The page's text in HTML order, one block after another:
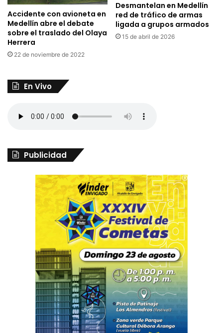
Accidente con avioneta en
Medellín abre el debate
sobre el traslado del Olaya
Herrera
22 de noviembre de 2022
Desmantelan en Medellín
red de tráfico de armas
ligada a grupos armados
15 de abril de 2026
En Vivo
Publicidad